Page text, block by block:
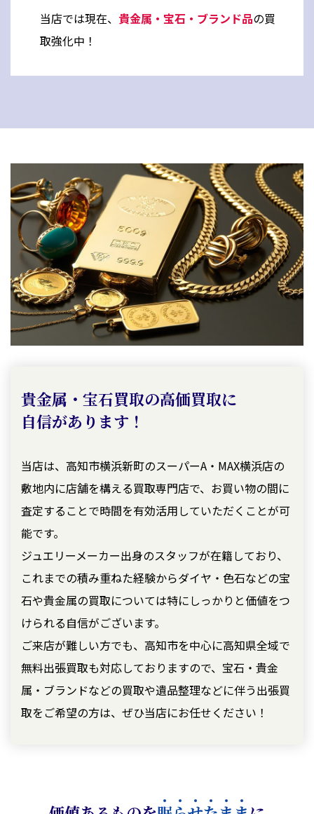
当店では現在、 貴金属・宝石・ブランド品の買
取強化中！
貴金属・宝石買取の高価買取に
自信があります！
当店は、高知市横浜新町のスーパーA・MAX横浜店の
敷地内に店舗を構える買取専門店で、お買い物の間に
査定することで時間を有効活用していただくことが可
能です。
ジュエリーメーカー出身のスタッフが在籍しており、
これまでの積み重ねた経験からダイヤ・色石などの宝
石や貴金属の買取については特にしっかりと価値をつ
けられる自信がございます。
ご来店が難しい方でも、高知市を中心に高知県全域で
無料出張買取も対応しておりますので、宝石・貴金
属・ブランドなどの買取や遺品整理などに伴う出張買
取をご希望の方は、ぜひ当店にお任せください！